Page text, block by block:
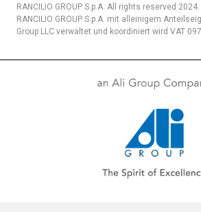
RANCILIO GROUP S.p.A. All rights reserved 2024.
RANCILIO GROUP S.p.A. mit alleinigem
Group LLC verwaltet und koordiniert wird VAT